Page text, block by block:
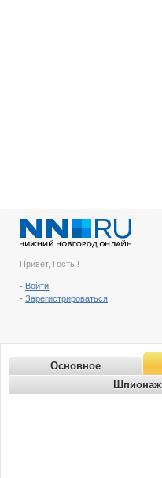
Привет, Гость !
- Войти
- Зарегистрироваться
Основное
Шпионаж